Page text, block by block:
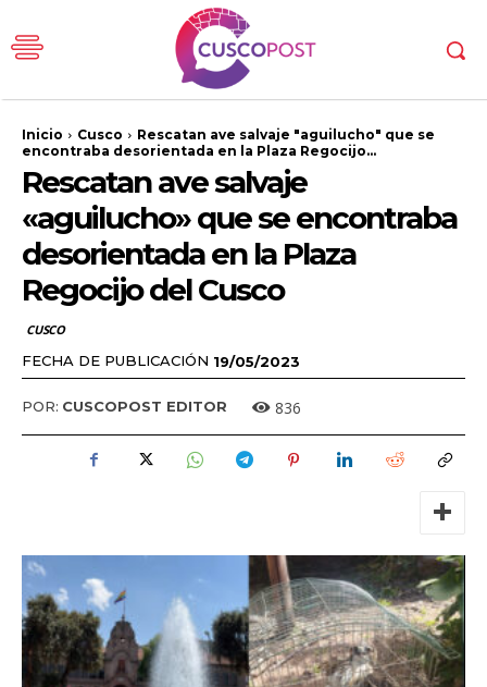
Inicio Cusco
Rescatan ave salvaje "aguilucho" que se
encontraba desorientada en la Plaza Regocijo...
Rescatan ave salvaje
«aguilucho» que se encontraba
desorientada en la Plaza
Regocijo del Cusco
CUSCO
FECHA DE PUBLICACIÓN 19/05/2023
POR: CUSCOPOST EDITOR 836